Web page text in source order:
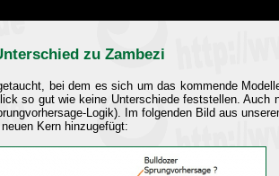
zu Zambezi
bei dem es sich um das kommende
so gut wie keine Unterschiede feststellen. Auch
Logik). Im folgenden Bild aus
Kern hinzugefügt: